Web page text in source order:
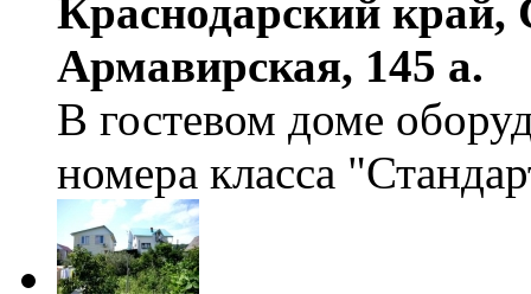
Краснодарский
Армавирская, 145 а.
В гостевом доме
номера класса